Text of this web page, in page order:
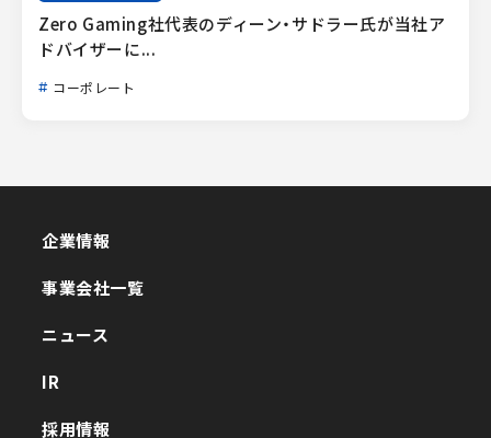
Zero Gaming社代表のディーン・サドラー氏が当社ア
ドバイザーに...
コーポレート
企業情報
事業会社一覧
ニュース
IR
採用情報